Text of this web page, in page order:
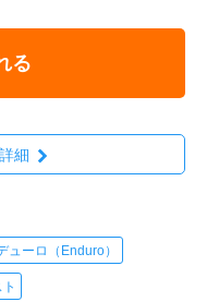
る
細
ューロ（Enduro）